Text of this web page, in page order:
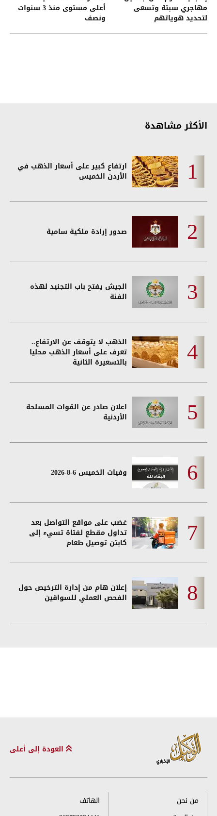
مهاجري سبتة وتسعى
لتحديد هوياتهم
أعلى مستوى منذ 3 سنوات
ونصف
الأكثر مشاهدة
ارتفاع كبير على أسعار الذهب في
الأردن الخميس
صدور إرادة ملكية سامية
الجيش يفتح باب التجنيد لهذه
الفئة
الذهب لا يتوقف عن الارتفاع..
تعرف على أسعار الذهب محليا
بالتسعيرة الثانية
اعلان صادر عن القوات المسلحة
الأردنية
وفيات الخميس 6-8-2026
غضب على مواقع التواصل بعد
تداول مقطع لفتاة تسيء إلى
كابتن توصيل طعام
إعلان هام من إدارة الترخيص حول
الفحص العملي للسواقين
العودة إلى أعلى
من نحن
الهاتف